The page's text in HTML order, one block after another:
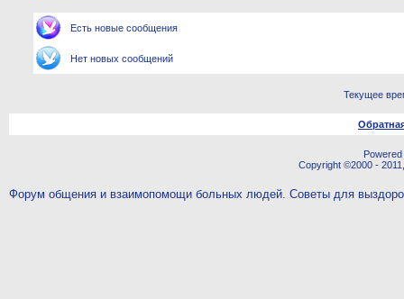
Есть новые сообщения
Нет новых сообщений
Текущее
Copyright ©2000 -
Форум общения и взаимопомощи больных людей. Советы для